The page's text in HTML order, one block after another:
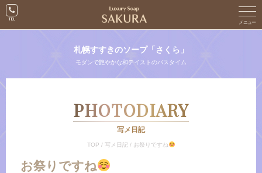
札幌すすきのソープ「さくら」
モダンで艶やかな和テイストのバスタイム
PHOTODIARY
写メ日記
TOP / 写メ日記 / お祭りですね
お祭りですね